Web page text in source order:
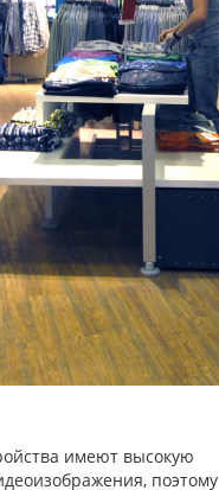
имеют высокую
поэтому